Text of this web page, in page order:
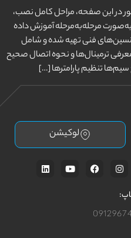
در این صفحه، مراحل کامل نصب،
مرحله‌به‌مرحله آموزش داده
فنی تهیه شده و شامل
ترمینال‌ها و نحوه اتصال صحیح
تنظیم پارامترها […]
لوکیشن